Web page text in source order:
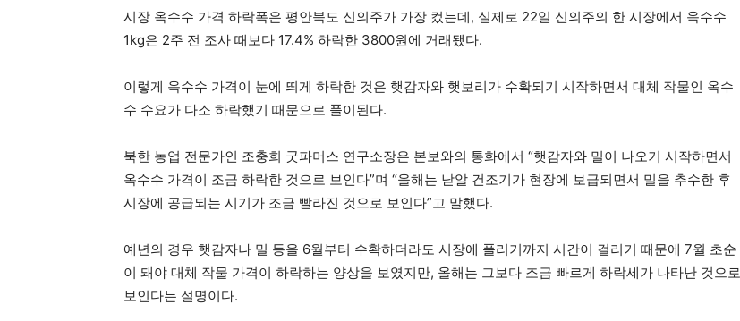
시장 옥수수 가격 하락폭은 평안북도 신의주가 가장 컸는데, 실제로 22일 신의주의 한 시장에서 옥수수
1kg은 2주 전 조사 때보다 17.4% 하락한 3800원에 거래됐다.
이렇게 옥수수 가격이 눈에 띄게 하락한 것은 햇감자와 햇보리가 수확되기 시작하면서 대체 작물인 옥수
수 수요가 다소 하락했기 때문으로 풀이된다.
북한 농업 전문가인 조충희 굿파머스 연구소장은 본보와의 통화에서 “햇감자와 밀이 나오기 시작하면서
옥수수 가격이 조금 하락한 것으로 보인다”며 “올해는 낟알 건조기가 현장에 보급되면서 밀을 추수한 후
시장에 공급되는 시기가 조금 빨라진 것으로 보인다”고 말했다.
예년의 경우 햇감자나 밀 등을 6월부터 수확하더라도 시장에 풀리기까지 시간이 걸리기 때문에 7월 초순
이 돼야 대체 작물 가격이 하락하는 양상을 보였지만, 올해는 그보다 조금 빠르게 하락세가 나타난 것으로
보인다는 설명이다.